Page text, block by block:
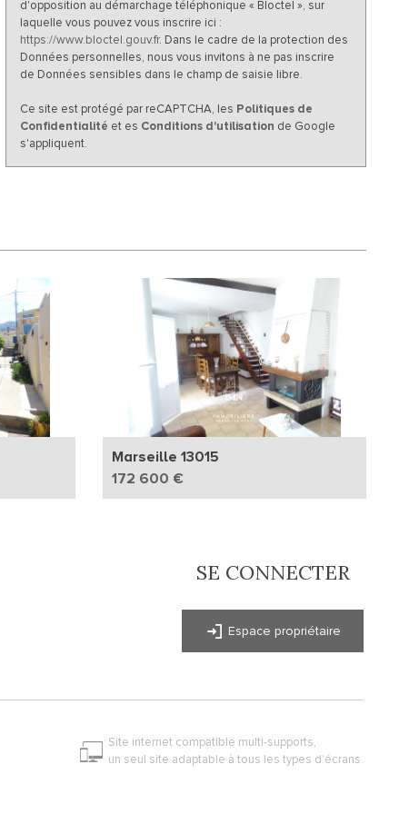
d'opposition au démarchage téléphonique « Bloctel », sur
laquelle vous pouvez vous inscrire ici :
https://www.bloctel.gouv.fr. Dans le cadre de la protection des
Données personnelles, nous vous invitons à ne pas inscrire
de Données sensibles dans le champ de saisie libre.
Ce site est protégé par reCAPTCHA, les Politiques de
Confidentialité et es Conditions d'utilisation de Google
s'appliquent.
Marseille 13015
172 600 €
SE CONNECTER
Espace propriétaire
Site internet compatible multi-supports,
un seul site adaptable à tous les types d'écrans.